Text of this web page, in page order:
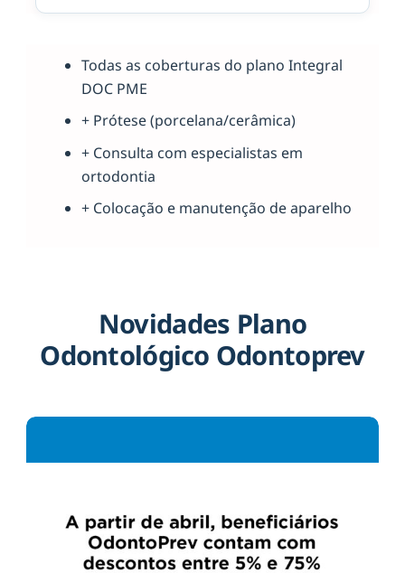
Todas as coberturas do plano Integral
DOC PME
+ Prótese (porcelana/cerâmica)
+ Consulta com especialistas em
ortodontia
+ Colocação e manutenção de aparelho
Novidades Plano
Odontológico Odontoprev